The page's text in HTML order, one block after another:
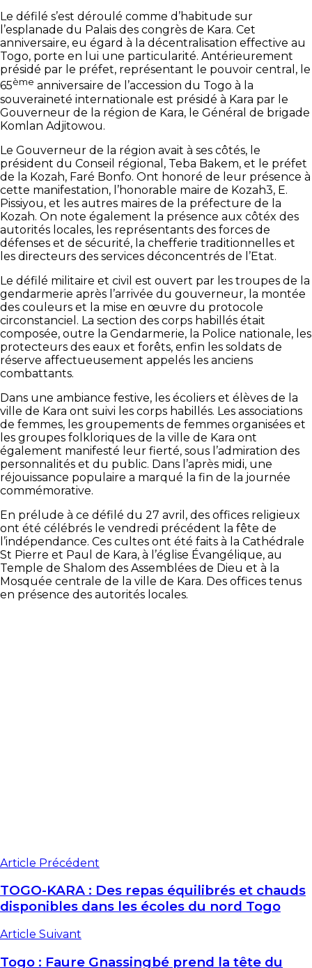
Le défilé s’est déroulé comme d’habitude sur
l’esplanade du Palais des congrès de Kara. Cet
anniversaire, eu égard à la décentralisation effective au
Togo, porte en lui une particularité. Antérieurement
présidé par le préfet, représentant le pouvoir central, le
65ème anniversaire de l’accession du Togo à la
souveraineté internationale est présidé à Kara par le
Gouverneur de la région de Kara, le Général de brigade
Komlan Adjitowou.
Le Gouverneur de la région avait à ses côtés, le
président du Conseil régional, Teba Bakem, et le préfet
de la Kozah, Faré Bonfo. Ont honoré de leur présence à
cette manifestation, l’honorable maire de Kozah3, E.
Pissiyou, et les autres maires de la préfecture de la
Kozah. On note également la présence aux côtéx des
autorités locales, les représentants des forces de
défenses et de sécurité, la chefferie traditionnelles et
les directeurs des services déconcentrés de l’Etat.
Le défilé militaire et civil est ouvert par les troupes de la
gendarmerie après l’arrivée du gouverneur, la montée
des couleurs et la mise en œuvre du protocole
circonstanciel. La section des corps habillés était
composée, outre la Gendarmerie, la Police nationale, les
protecteurs des eaux et forêts, enfin les soldats de
réserve affectueusement appelés les anciens
combattants.
Dans une ambiance festive, les écoliers et élèves de la
ville de Kara ont suivi les corps habillés. Les associations
de femmes, les groupements de femmes organisées et
les groupes folkloriques de la ville de Kara ont
également manifesté leur fierté, sous l’admiration des
personnalités et du public. Dans l’après midi, une
réjouissance populaire a marqué la fin de la journée
commémorative.
En prélude à ce défilé du 27 avril, des offices religieux
ont été célébrés le vendredi précédent la fête de
l’indépendance. Ces cultes ont été faits à la Cathédrale
St Pierre et Paul de Kara, à l’église Évangélique, au
Temple de Shalom des Assemblées de Dieu et à la
Mosquée centrale de la ville de Kara. Des offices tenus
en présence des autorités locales.
Article Précédent
TOGO-KARA : Des repas équilibrés et chauds
disponibles dans les écoles du nord Togo
Article Suivant
Togo : Faure Gnassingbé prend la tête du